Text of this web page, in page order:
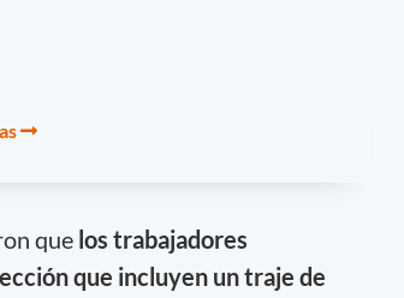
que los trabajadores
que incluyen un traje de